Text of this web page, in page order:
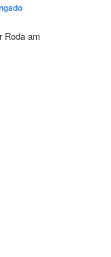
Roda am